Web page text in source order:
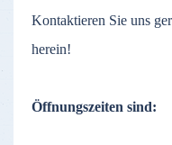
Kontaktieren Sie uns
herein!
Öffnungszeiten sind: